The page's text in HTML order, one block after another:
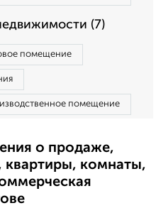
(7)
помещение
помещение
о продаже,
квартиры, комнаты,